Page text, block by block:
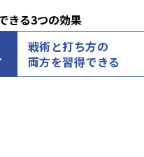
きる3つの効果
戦術と打ち方の
両方を習得できる